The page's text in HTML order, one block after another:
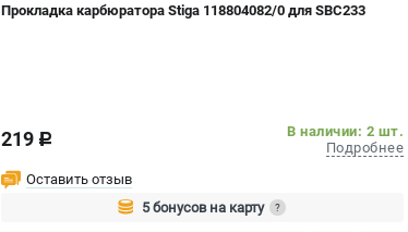
Прокладка карбюратора Stiga 118804082/0 для SBC233
219 c
В наличии: 2 шт.
Подробнее
Оставить отзыв
5 бонусов на карту
?